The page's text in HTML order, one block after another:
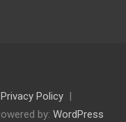
Privacy Policy
by: WordPress